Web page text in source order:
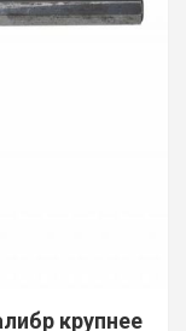
крупнее